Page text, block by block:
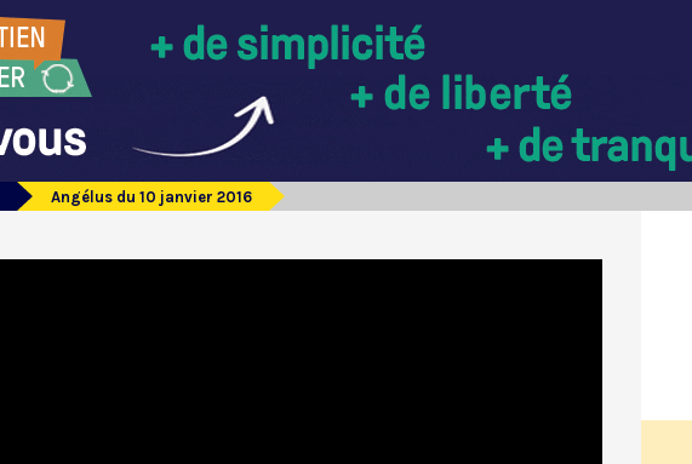
Angélus du 10 janvier 2016